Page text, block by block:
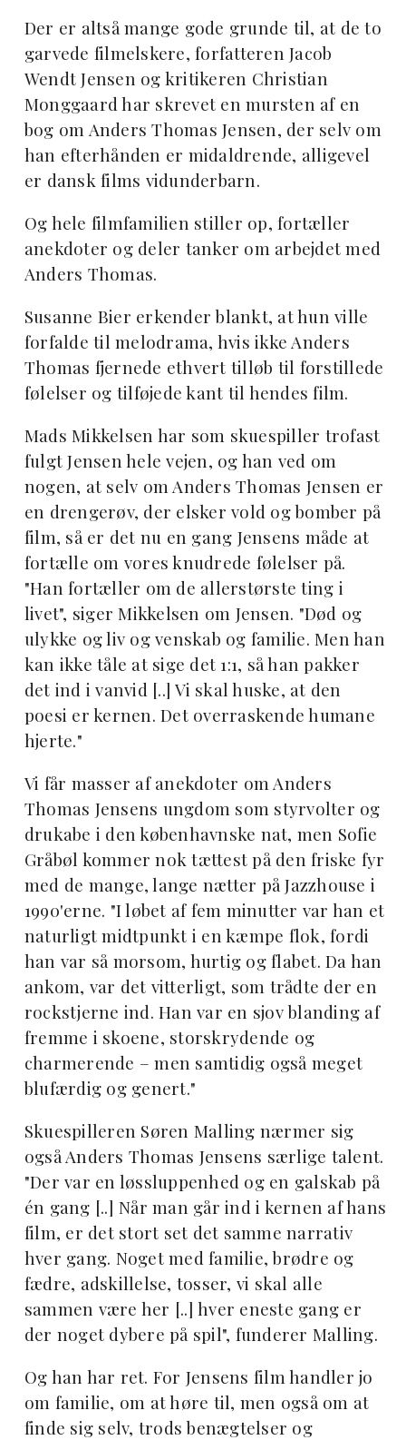
Der er altså mange gode grunde til, at de to
garvede filmelskere, forfatteren Jacob
Wendt Jensen og kritikeren Christian
Monggaard har skrevet en mursten af en
bog om Anders Thomas Jensen, der selv om
han efterhånden er midaldrende, alligevel
er dansk films vidunderbarn.
Og hele filmfamilien stiller op, fortæller
anekdoter og deler tanker om arbejdet med
Anders Thomas.
Susanne Bier erkender blankt, at hun ville
forfalde til melodrama, hvis ikke Anders
Thomas fjernede ethvert tilløb til forstillede
følelser og tilføjede kant til hendes film.
Mads Mikkelsen har som skuespiller trofast
fulgt Jensen hele vejen, og han ved om
nogen, at selv om Anders Thomas Jensen er
en drengerøv, der elsker vold og bomber på
film, så er det nu en gang Jensens måde at
fortælle om vores knudrede følelser på.
"Han fortæller om de allerstørste ting i
livet", siger Mikkelsen om Jensen. "Død og
ulykke og liv og venskab og familie. Men han
kan ikke tåle at sige det 1:1, så han pakker
det ind i vanvid [..] Vi skal huske, at den
poesi er kernen. Det overraskende humane
hjerte."
Vi får masser af anekdoter om Anders
Thomas Jensens ungdom som styrvolter og
drukabe i den københavnske nat, men Sofie
Gråbøl kommer nok tættest på den friske fyr
med de mange, lange nætter på Jazzhouse i
1990'erne. "I løbet af fem minutter var han et
naturligt midtpunkt i en kæmpe flok, fordi
han var så morsom, hurtig og flabet. Da han
ankom, var det vitterligt, som trådte der en
rockstjerne ind. Han var en sjov blanding af
fremme i skoene, storskrydende og
charmerende – men samtidig også meget
blufærdig og genert."
Skuespilleren Søren Malling nærmer sig
også Anders Thomas Jensens særlige talent.
"Der var en løssluppenhed og en galskab på
én gang [..] Når man går ind i kernen af hans
film, er det stort set det samme narrativ
hver gang. Noget med familie, brødre og
fædre, adskillelse, tosser, vi skal alle
sammen være her [..] hver eneste gang er
der noget dybere på spil", funderer Malling.
Og han har ret. For Jensens film handler jo
om familie, om at høre til, men også om at
finde sig selv, trods benægtelser og